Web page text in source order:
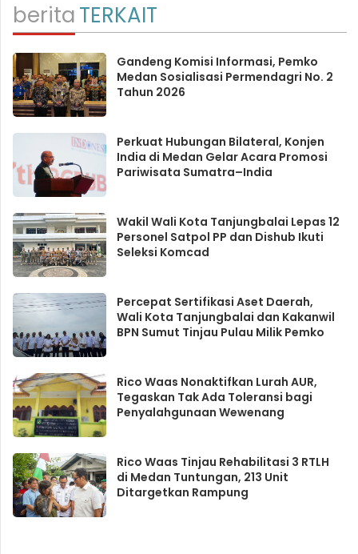
beritaTERKAIT
Gandeng Komisi Informasi, Pemko
Medan Sosialisasi Permendagri No. 2
Tahun 2026
Perkuat Hubungan Bilateral, Konjen
India di Medan Gelar Acara Promosi
Pariwisata Sumatra–India
Wakil Wali Kota Tanjungbalai Lepas 12
Personel Satpol PP dan Dishub Ikuti
Seleksi Komcad
Percepat Sertifikasi Aset Daerah,
Wali Kota Tanjungbalai dan Kakanwil
BPN Sumut Tinjau Pulau Milik Pemko
Rico Waas Nonaktifkan Lurah AUR,
Tegaskan Tak Ada Toleransi bagi
Penyalahgunaan Wewenang
Rico Waas Tinjau Rehabilitasi 3 RTLH
di Medan Tuntungan, 213 Unit
Ditargetkan Rampung